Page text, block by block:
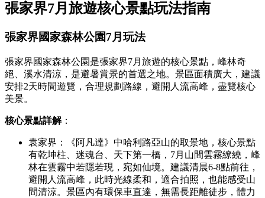
張家界7月旅遊核心景點玩法指南
張家界國家森林公園7月玩法
張家界國家森林公園是張家界7月旅遊的核心景點，峰林奇
絕、溪水清涼，是避暑賞景的首選之地。景區面積廣大，建議
安排2天時間遊覽，合理規劃路線，避開人流高峰，盡覽核心
美景。
核心景點詳解：
袁家界：《阿凡達》中哈利路亞山的取景地，核心景點
有乾坤柱、迷魂台、天下第一橋，7月山間雲霧繚繞，峰
林在雲霧中若隱若現，宛如仙境。建議清晨6-8點前往，
避開人流高峰，此時光線柔和，適合拍照，也能感受山
間清涼。景區內有環保車直達，無需長距離徒步，體力